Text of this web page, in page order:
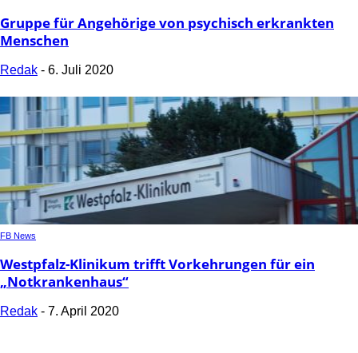
Gruppe für Angehörige von psychisch erkrankten
Menschen
Redak - 6. Juli 2020
FB News
Westpfalz-Klinikum trifft Vorkehrungen für ein
„Notkrankenhaus“
Redak - 7. April 2020